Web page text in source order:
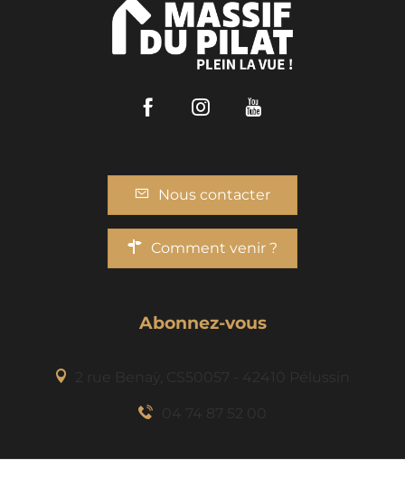
FacebookInstagram
Nous contacter
Comment venir ?
Abonnez-vous